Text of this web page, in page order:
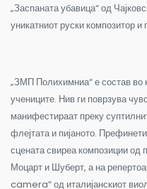
„Заспаната убавица“ од
уникатниот руски композитор
„ЗМП Полихимниа“ е состав во
учениците. Нив ги поврзува
манифестираат преку
флејтата и пијаното.
сцената свиреа композиции од
Моцарт и Шуберт, а на
camera“ од италијанскиот